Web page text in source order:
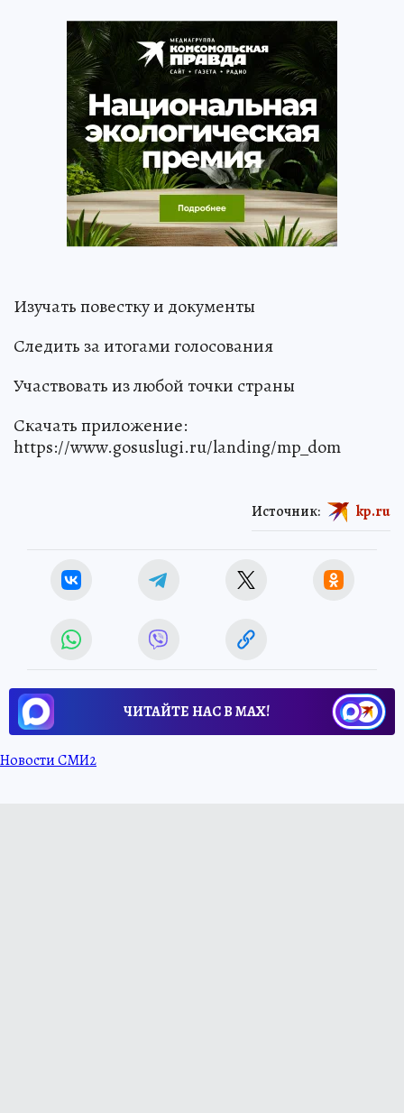
Изучать повестку и документы
Следить за итогами голосования
Участвовать из любой точки страны
Скачать приложение:
https://www.gosuslugi.ru/landing/mp_dom
Источник: kp.ru
ЧИТАЙТЕ НАС В МАХ!
Новости СМИ2